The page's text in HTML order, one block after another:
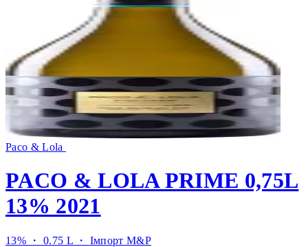
Paco & Lola
PACO & LOLA PRIME 0,75L
13% 2021
13% ・ 0.75 L ・ Імпорт M&P